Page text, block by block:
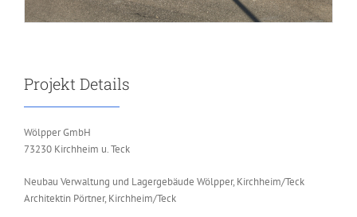
Projekt Details
Wölpper GmbH
73230 Kirchheim u. Teck
Neubau Verwaltung und Lagergebäude Wölpper, Kirchheim/Teck
Architektin Pörtner, Kirchheim/Teck